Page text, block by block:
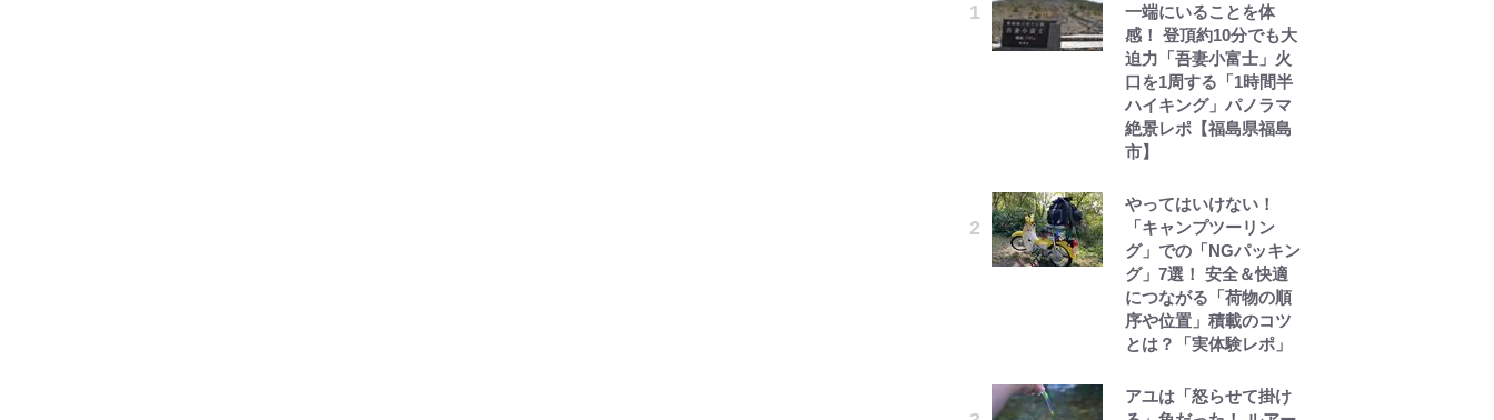
ある」…山尾志桜里が
SNSのバッシングにも
向き合う理由と独自メ
ンタル術
武田久美子が語る23年
ぶり写真集の裏側…57
と「貝殻水着」を超え
る伝説の衣装に迫る
一端にいることを体
感！ 登頂約10分でも大
迫力「吾妻小富士」火
口を1周する「1時間半
ハイキング」パノラマ
絶景レポ【福島県福島
市】
やってはいけない！
「キャンプツーリン
グ」での「NGパッキン
グ」7選！ 安全＆快適
につながる「荷物の順
序や位置」積載のコツ
とは？「実体験レポ」
アユは「怒らせて掛け